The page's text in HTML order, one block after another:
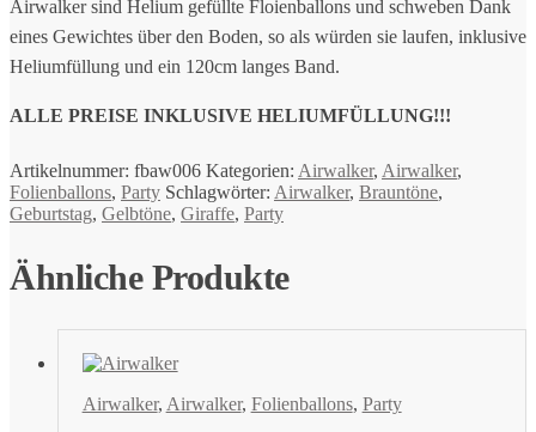
Airwalker sind Helium gefüllte Floienballons und schweben Dank
eines Gewichtes über den Boden, so als würden sie laufen, inklusive
Heliumfüllung und ein 120cm langes Band.
ALLE PREISE INKLUSIVE HELIUMFÜLLUNG!!!
Artikelnummer: fbaw006 Kategorien: Airwalker, Airwalker,
Folienballons, Party Schlagwörter: Airwalker, Brauntöne,
Geburtstag, Gelbtöne, Giraffe, Party
Ähnliche Produkte
Airwalker, Airwalker, Folienballons, Party